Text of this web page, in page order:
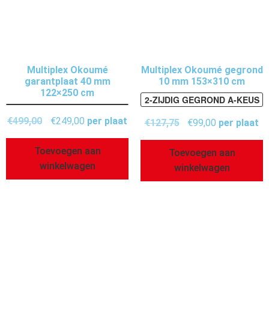
Multiplex Okoumé
garantplaat 40 mm
122×250 cm
€499,00 €249,00 per plaat
Toevoegen aan
winkelwagen
Multiplex Okoumé gegrond
10 mm 153×310 cm
2-ZIJDIG GEGROND A-KEUS
€127,75 €99,00 per plaat
Toevoegen aan
winkelwagen